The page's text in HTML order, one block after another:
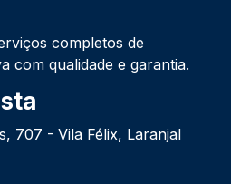
completos de
com qualidade e garantia.
707 - Vila Félix, Laranjal